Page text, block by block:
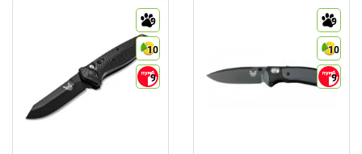
9
10
9
9
10
9